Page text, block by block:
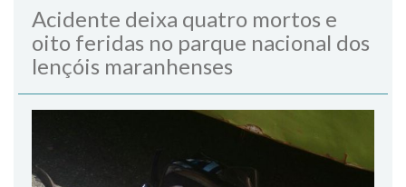
Acidente deixa quatro mortos e
oito feridas no parque nacional dos
lençóis maranhenses